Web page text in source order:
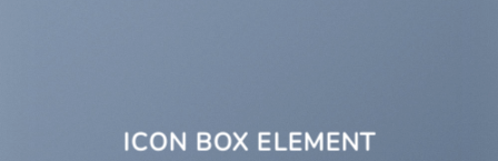
ICON BOX ELEMENT